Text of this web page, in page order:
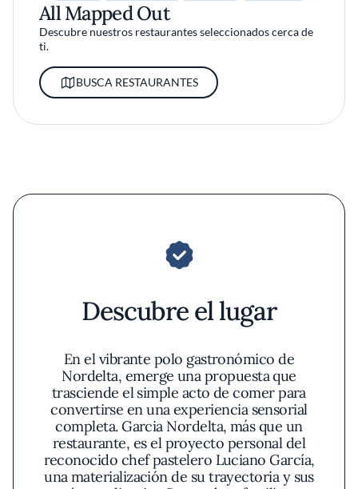
All Mapped Out
Descubre nuestros restaurantes seleccionados cerca de
ti.
BUSCA RESTAURANTES
Descubre el lugar
En el vibrante polo gastronómico de
Nordelta, emerge una propuesta que
trasciende el simple acto de comer para
convertirse en una experiencia sensorial
completa. Garcia Nordelta, más que un
restaurante, es el proyecto personal del
reconocido chef pastelero Luciano García,
una materialización de su trayectoria y sus